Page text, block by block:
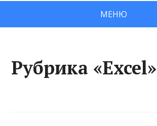
МЕНЮ
Рубрика «Excel»